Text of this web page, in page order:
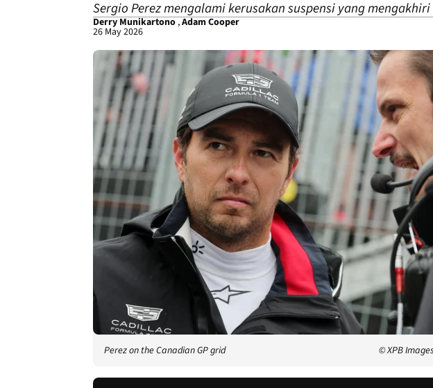
Sergio Perez mengalami kerusakan suspensi yang
Derry Munikartono,Adam Cooper
26 May 2026
Perez on the Canadian GP grid © XPB Images